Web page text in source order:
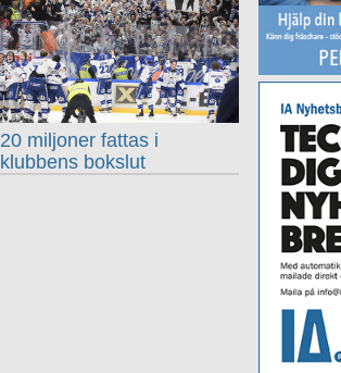
20 miljoner fattas i
klubbens bokslut